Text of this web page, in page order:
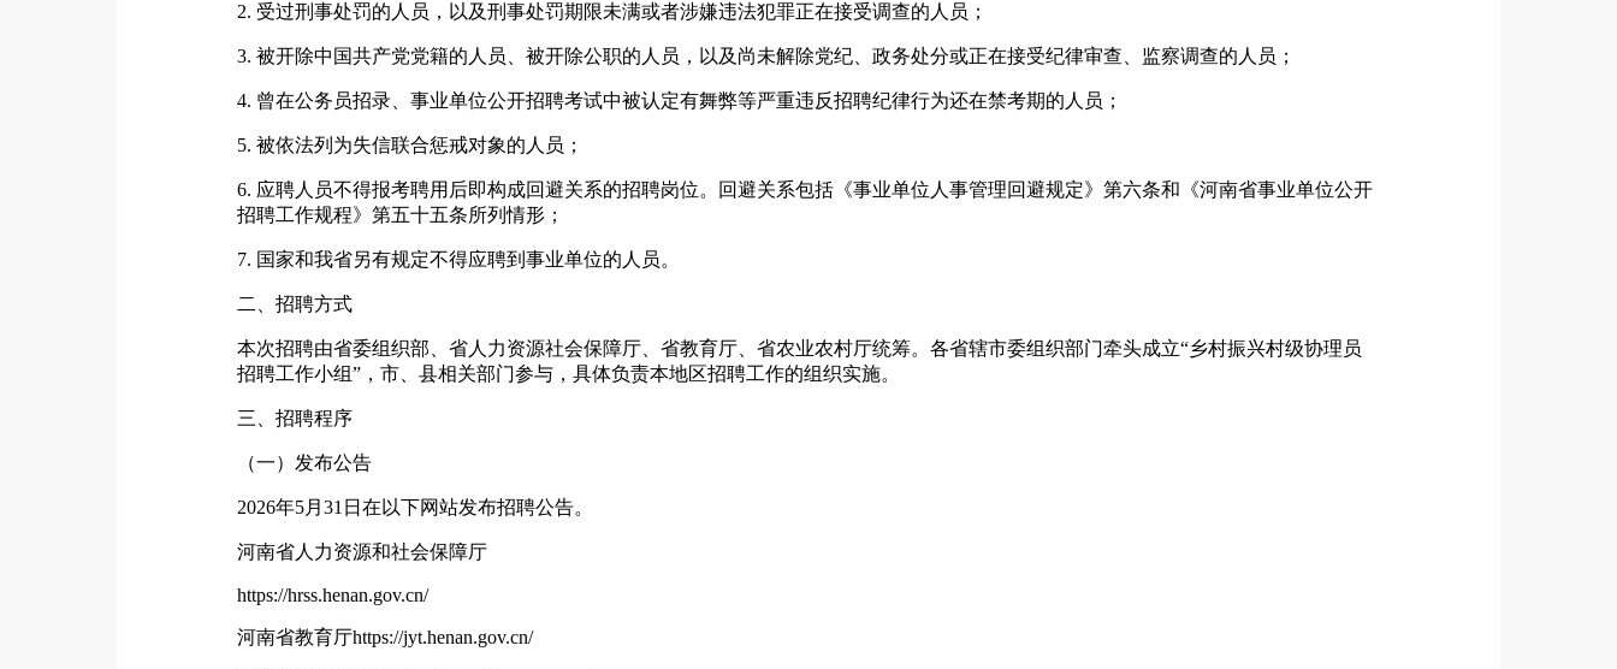
2. 受过刑事处罚的人员，以及刑事处罚期限未满或者涉嫌违法犯罪正在接受调查的人员；
3. 被开除中国共产党党籍的人员、被开除公职的人员，以及尚未解除党纪、政务处分或正在接受纪律审查、监察调查的人员；
4. 曾在公务员招录、事业单位公开招聘考试中被认定有舞弊等严重违反招聘纪律行为还在禁考期的人员；
5. 被依法列为失信联合惩戒对象的人员；
6. 应聘人员不得报考聘用后即构成回避关系的招聘岗位。回避关系包括《事业单位人事管理回避规定》第六条和《河南省事业单位公开
招聘工作规程》第五十五条所列情形；
7. 国家和我省另有规定不得应聘到事业单位的人员。
二、招聘方式
本次招聘由省委组织部、省人力资源社会保障厅、省教育厅、省农业农村厅统筹。各省辖市委组织部门牵头成立“乡村振兴村级协理员
招聘工作小组”，市、县相关部门参与，具体负责本地区招聘工作的组织实施。
三、招聘程序
（一）发布公告
2026年5月31日在以下网站发布招聘公告。
河南省人力资源和社会保障厅
https://hrss.henan.gov.cn/
河南省教育厅https://jyt.henan.gov.cn/